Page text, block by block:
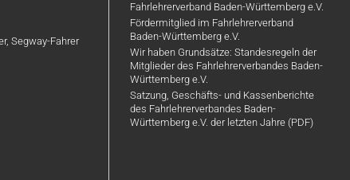
Segway-Fahrer
Fahrlehrerverband Baden-Württemberg e.V.
Fördermitglied im Fahrlehrerverband
Baden-Württemberg e.V.
Wir haben Grundsätze: Standesregeln der
Mitglieder des Fahrlehrerverbandes Baden-
Württemberg e.V.
Satzung, Geschäfts- und Kassenberichte
des Fahrlehrerverbandes Baden-
Württemberg e.V. der letzten Jahre (PDF)